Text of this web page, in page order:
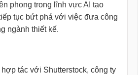
phong trong lĩnh vực AI tạo
tục bứt phá với việc đưa công
ngành thiết kế.
tác với Shutterstock, công ty